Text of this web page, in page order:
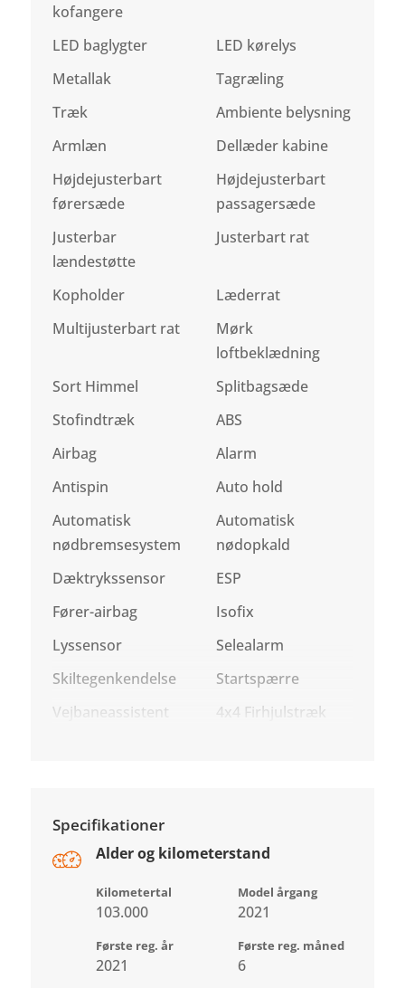
kofangere
LED baglygter
LED kørelys
Metallak
Tagræling
Træk
Ambiente belysning
Armlæn
Dellæder kabine
Højdejusterbart
førersæde
Højdejusterbart
passagersæde
Justerbar
lændestøtte
Justerbart rat
Kopholder
Læderrat
Multijusterbart rat
Mørk
loftbeklædning
Sort Himmel
Splitbagsæde
Stofindtræk
ABS
Airbag
Alarm
Antispin
Auto hold
Automatisk
nødbremsesystem
Automatisk
nødopkald
Dæktrykssensor
ESP
Fører-airbag
Isofix
Lyssensor
Selealarm
Skiltegenkendelse
Startspærre
Vejbaneassistent
4x4 Firhjulstræk
Specifikationer
Alder og kilometerstand
Kilometertal
103.000
Model årgang
2021
Første reg. år
2021
Første reg. måned
6